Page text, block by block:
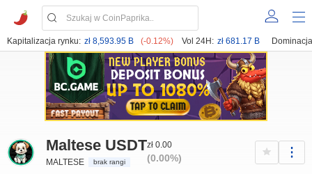
Kapitalizacja rynku: zł 8,593.95 B (-0.12%) Vol 24H: zł 681.17 B
Maltese USDT
MALTESE brak rangi
zł 0.00
(0.00%)